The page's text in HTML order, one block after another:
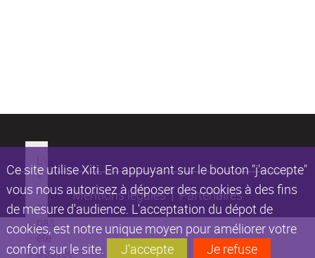
Ce site utilise Xiti. En appuyant sur le bouton "j'accepte"
vous nous autorisez à déposer des cookies à des fins
de mesure d'audience. L'acceptation du dépot de
cookies, est notre unique moyen pour améliorer votre
confort sur le site.
J'accepte Je refuse
Mentions légales Partenaires